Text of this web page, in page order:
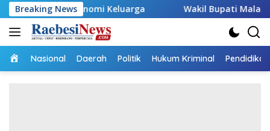
Langsung
ke
konten
Breaking News
Keluarga Wakil Bupati Malaka HMS Tinjau
Home
Nasional Daerah Politik Hukum Kriminal Pendidikan